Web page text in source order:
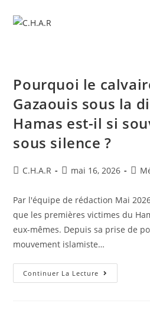
Pourquoi le
Gazaouis sous la
Hamas est-il si
sous silence ?
C.H.A.R mai 16, 2026
​Par l'équipe de rédaction Mai
que les premières victimes du
eux-mêmes. Depuis sa prise de
mouvement islamiste…
Continuer La Lecture